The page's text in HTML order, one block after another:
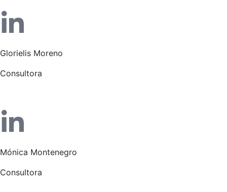
Glorielis Moreno
Consultora
Mónica Montenegro
Consultora